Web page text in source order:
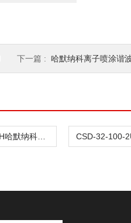
下一篇 : 哈默纳科离子喷涂谐